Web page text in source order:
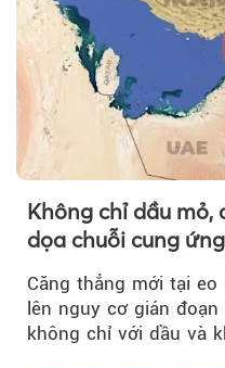
Không chỉ dầu mỏ,
dọa chuỗi cung
Căng thẳng mới tại
lên nguy cơ gián
không chỉ với dầu và